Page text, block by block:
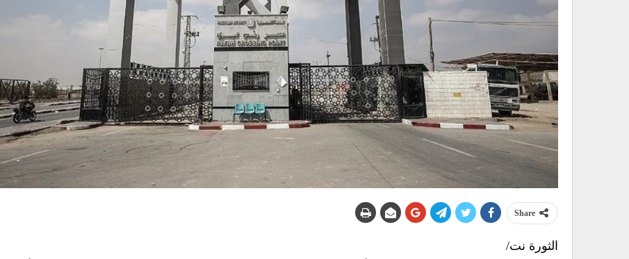
Share
الثورة نت/